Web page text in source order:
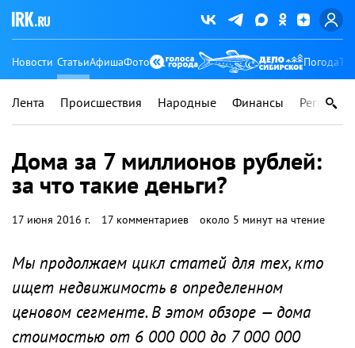
Новости СтатьиАфишаФото Погода
Лента Происшествия Народные Финансы Регионы
Дома за 7 миллионов рублей:
за что такие деньги?
17 июня 2016 г. 17 комментариев около 5 минут на чтение
Мы продолжаем цикл статей для тех, кто
ищет недвижимость в определенном
ценовом сегменте. В этом обзоре — дома
стоимостью от 6 000 000 до 7 000 000